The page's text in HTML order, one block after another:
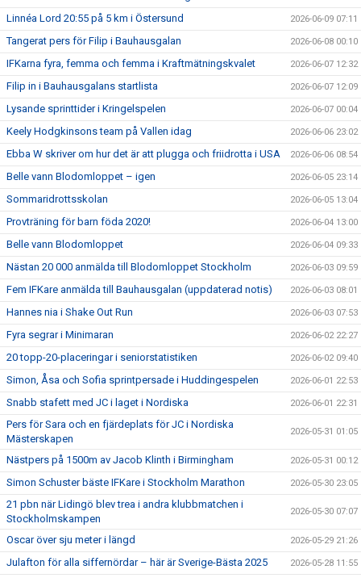
Linnéa Lord 20:55 på 5 km i Östersund 2026-06-09 07:11
Tangerat pers för Filip i Bauhausgalan 2026-06-08 00:10
IFKarna fyra, femma och femma i Kraftmätningskvalet 2026-06-07 12:32
Filip in i Bauhausgalans startlista 2026-06-07 12:09
Lysande sprinttider i Kringelspelen 2026-06-07 00:04
Keely Hodgkinsons team på Vallen idag 2026-06-06 23:02
Ebba W skriver om hur det är att plugga och friidrotta i USA 2026-06-06 08:54
Belle vann Blodomloppet – igen 2026-06-05 23:14
Sommaridrottsskolan 2026-06-05 13:04
Provträning för barn föda 2020! 2026-06-04 13:00
Belle vann Blodomloppet 2026-06-04 09:33
Nästan 20 000 anmälda till Blodomloppet Stockholm 2026-06-03 09:59
Fem IFKare anmälda till Bauhausgalan (uppdaterad notis) 2026-06-03 08:01
Hannes nia i Shake Out Run 2026-06-03 07:53
Fyra segrar i Minimaran 2026-06-02 22:27
20 topp-20-placeringar i seniorstatistiken 2026-06-02 09:40
Simon, Åsa och Sofia sprintpersade i Huddingespelen 2026-06-01 22:53
Snabb stafett med JC i laget i Nordiska 2026-06-01 22:31
Pers för Sara och en fjärdeplats för JC i Nordiska
Mästerskapen
2026-05-31 01:05
Nästpers på 1500m av Jacob Klinth i Birmingham 2026-05-31 00:12
Simon Schuster bäste IFKare i Stockholm Marathon 2026-05-30 23:05
21 pbn när Lidingö blev trea i andra klubbmatchen i
Stockholmskampen
2026-05-30 07:07
Oscar över sju meter i längd 2026-05-29 21:26
Julafton för alla siffernördar – här är Sverige-Bästa 2025 2026-05-28 11:55